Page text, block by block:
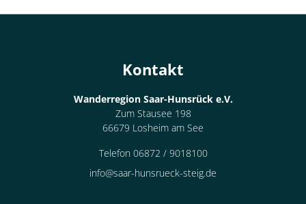
Kontakt
Wanderregion Saar-Hunsrück e.V.
Zum Stausee 198
66679 Losheim am See
Telefon 06872 / 9018100
info@saar-hunsrueck-steig.de